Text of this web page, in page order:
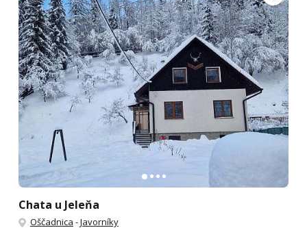
Chata u Jeleňa
Oščadnica -Javorníky